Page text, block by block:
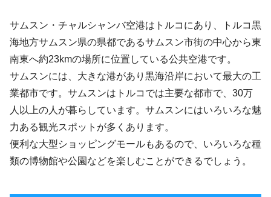
サムスン・チャルシャンバ空港はトルコにあり、トルコ黒
海地方サムスン県の県都であるサムスン市街の中心から東
南東へ約23kmの場所に位置している公共空港です。
サムスンには、大きな港があり黒海沿岸において最大の工
業都市です。サムスンはトルコでは主要な都市で、30万
人以上の人が暮らしています。サムスンにはいろいろな魅
力ある観光スポットが多くあります。
便利な大型ショッピングモールもあるので、いろいろな種
類の博物館や公園などを楽しむことができるでしょう。